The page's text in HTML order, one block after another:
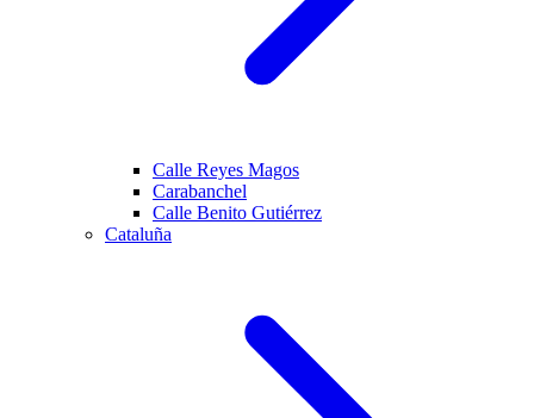
Calle Reyes Magos
Carabanchel
Calle Benito Gutiérrez
Cataluña